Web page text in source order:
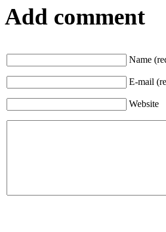
Add comment
Name
E-mail
Website